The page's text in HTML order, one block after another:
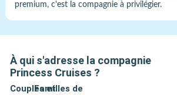
premium, c'est la compagnie à privilégier.
À qui s'adresse la compagnie
Princess Cruises ?
Couples etFamilles de